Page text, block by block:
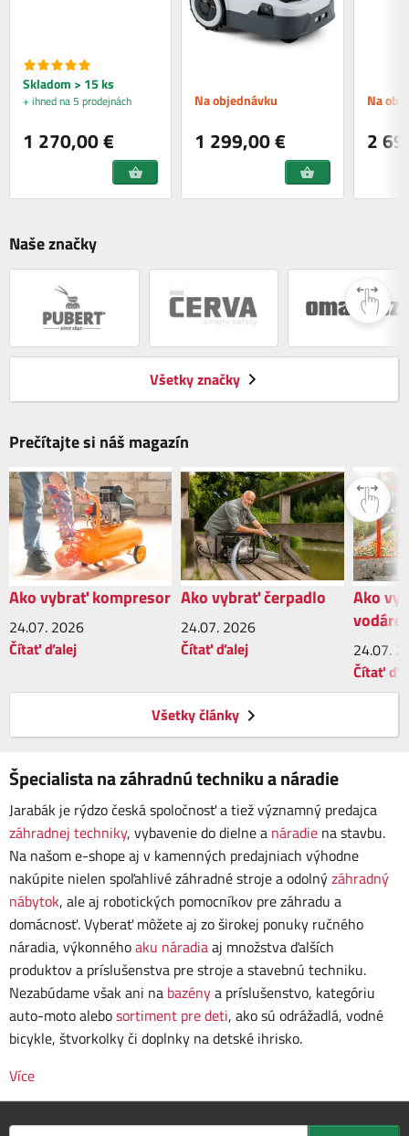
Skladom > 15 ks
+ ihned na 5 prodejnách
1 270,00 €
Na objednávku
1 299,00 €
Na
2
Naše značky
Všetky značky
Prečítajte si náš magazín
Ako vybrať kompresor
24.07. 2026
Čítať ďalej
Ako vybrať čerpadlo
24.07. 2026
Čítať ďalej
Ako
24.07.
Čítať
Všetky články
Špecialista na záhradnú techniku a náradie
Jarabák je rýdzo česká spoločnosť a tiež významný predajca
záhradnej techniky, vybavenie do dielne a náradie na stavbu.
Na našom e-shope aj v kamenných predajniach výhodne
nakúpite nielen spoľahlivé záhradné stroje a odolnýzáhradný
nábytok, ale aj robotických pomocníkov pre záhradu a
domácnosť. Vyberať môžete aj zo širokej ponuky ručného
náradia, výkonnéhoaku náradiaaj množstva ďalších
produktov a príslušenstva pre stroje a stavebnú techniku.
Nezabúdame však ani na bazénya príslušenstvo, kategóriu
auto-moto alebosortiment pre deti, ako sú odrážadlá, vodné
bicykle, štvorkolky či doplnky na detské ihrisko.
Více